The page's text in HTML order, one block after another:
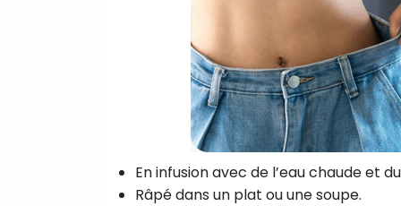
En infusion avec de l’eau chaude et
Râpé dans un plat ou une soupe.